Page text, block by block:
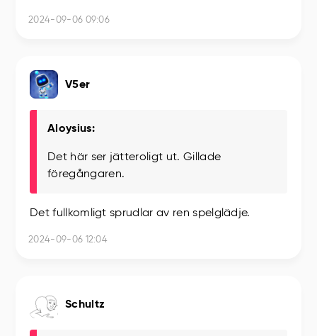
2024-09-06 09:06
V5er
Aloysius:
Det här ser jätteroligt ut. Gillade
föregångaren.
Det fullkomligt sprudlar av ren spelglädje.
2024-09-06 12:04
Schultz